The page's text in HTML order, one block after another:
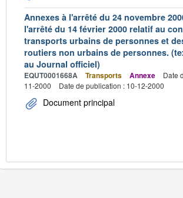
Annexes à l'arrêté du 24 novembre
l'arrêté du 14 février 2000 relatif au
transports urbains de personnes et
routiers non urbains de personnes.
au Journal officiel)
EQUT0001668A Transports Annexe
Date
11-2000
Date de publication : 10-12-2000
Document principal